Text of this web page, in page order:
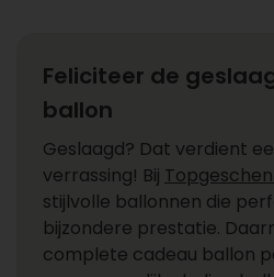
Feliciteer de
ballon
Geslaagd? Dat verdient
verrassing! Bij
stijlvolle ballonnen die
bijzondere prestatie.
complete cadeau ballon